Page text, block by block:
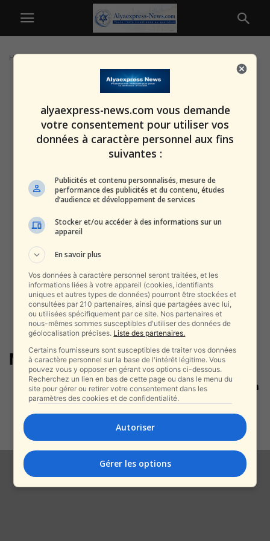
Home
MAGA
Donald Trump ferme la porte à un
troisième mandat : «...
alxprss_sab - 29 octobre 2025
alyaexpress-news.com vous demande
votre consentement pour utiliser vos
données à caractère personnel aux fins
suivantes :
Publicités et contenu personnalisés, mesure de
performance des publicités et du contenu, études
d’audience et développement de services
Stocker et/ou accéder à des informations sur un
appareil
En savoir plus
Vos données à caractère personnel seront traitées, et les
informations liées à votre appareil (cookies, identifiants
uniques et autres types de données) pourront être stockées et
consultées par 210 partenaires, ainsi que partagées avec lui,
ou utilisées spécifiquement par ce site. Nos partenaires et
nous-mêmes sommes susceptibles d'utiliser des données de
géolocalisation précises. Liste des partenaires.
Certains fournisseurs sont susceptibles de traiter vos données
à caractère personnel sur la base de l'intérêt légitime. Vous
pouvez vous y opposer en gérant vos options ci-dessous.
Recherchez un lien en bas de cette page ou dans le menu du
site pour gérer ou retirer votre consentement dans les
paramètres des cookies et de confidentialité.
Autoriser
Gérer les options